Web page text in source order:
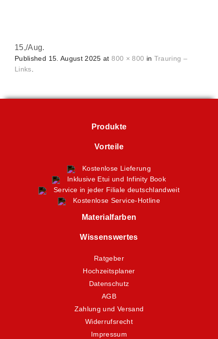
15,/Aug.
Published 15. August 2025 at800 × 800 in Trauring –
Links.
Produkte
Vorteile
Kostenlose Lieferung
Inklusive Etui und Infinity Book
Service in jeder Filiale deutschlandweit
Kostenlose Service-Hotline
Materialfarben
Wissenswertes
Ratgeber
Hochzeitsplaner
Datenschutz
AGB
Zahlung und Versand
Widerrufsrecht
Impressum